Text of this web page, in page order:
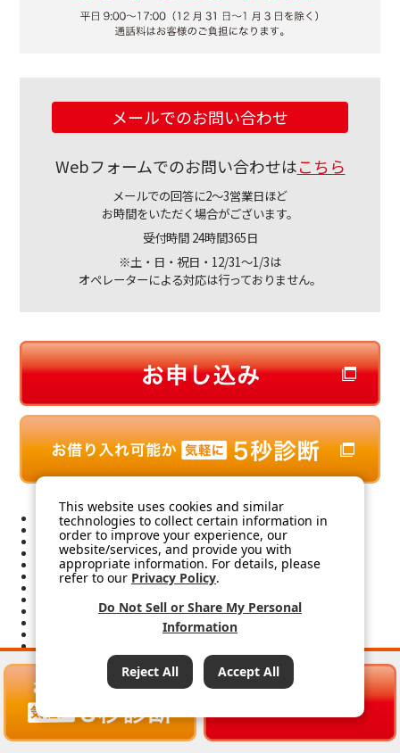
メールでのお問い合わせ
Webフォームでのお問い合わせはこちら
メールでの回答に2～3営業日ほど
お時間をいただく場合がございます。
受付時間 24時間365日
※土・日・祝日・12/31～1/3は
オペレーターによる対応は行っておりません。
プライバシーポリシー
個人情報等の利用目的
勧誘方針
静岡銀行 利益相反管理方針
お客さま本位の業務運営方針・行動計画
金融円滑化に関する基本方針
預金保険制度について
金融に関する法・制度
本サイトのご利用にあたって
電子決済等代行業者との連携及び協働について
PC版 トップページへ
商号等：株式会社静岡銀行
登録金融機関：東海財務局長（登金）第5号
本店所在地：〒420-8760 静岡市葵区呉服町1丁目10番地
This website uses cookies and similar
technologies to collect certain information in
order to improve your experience, our
website/services, and provide you with
appropriate information. For details, please
refer to our Privacy Policy.
Do Not Sell or Share My Personal
Information
Reject All Accept All